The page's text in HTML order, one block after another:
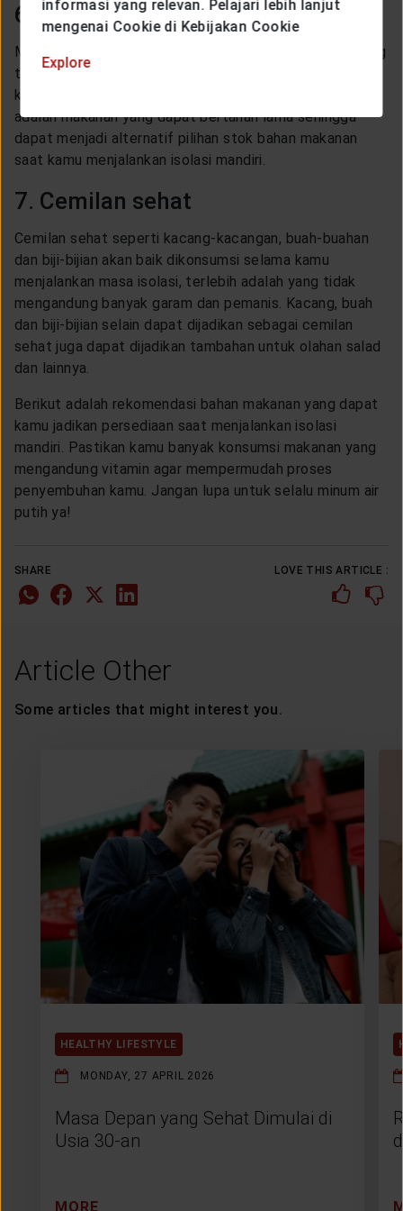
6. Makanan kering
Makanan kering seperti abon, kering kentang atau kering
tempe dapat menjadi bahan makanan yang cocok kamu
konsumsi sebagai lauk pendamping nasi. Makanan ini
adalah makanan yang dapat bertahan lama sehingga
dapat menjadi alternatif pilihan stok bahan makanan
saat kamu menjalankan isolasi mandiri.
7. Cemilan sehat
Cemilan sehat seperti kacang-kacangan, buah-buahan
dan biji-bijian akan baik dikonsumsi selama kamu
menjalankan masa isolasi, terlebih adalah yang tidak
mengandung banyak garam dan pemanis. Kacang, buah
dan biji-bijian selain dapat dijadikan sebagai cemilan
sehat juga dapat dijadikan tambahan untuk olahan salad
dan lainnya.
Berikut adalah rekomendasi bahan makanan yang dapat
kamu jadikan persediaan saat menjalankan isolasi
mandiri. Pastikan kamu banyak konsumsi makanan yang
mengandung vitamin agar mempermudah proses
penyembuhan kamu. Jangan lupa untuk selalu minum air
putih ya!
SHARE LOVE THIS ARTICLE :
Article Other
Some articles that might interest you.
HEALTHY LIFESTYLE
MONDAY, 27 APRIL 2026
Masa Depan yang Sehat Dimulai di
Usia 30-an
MORE
informasi yang relevan. Pelajari lebih lanjut
mengenai Cookie di Kebijakan Cookie
Explore